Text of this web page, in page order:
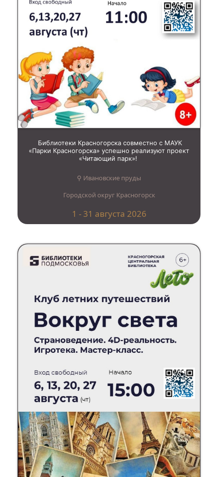
Библиотеки Красногорска совместно с МАУК
«Парки Красногорска» успешно реализуют проект
«Читающий парк»!
⚲ Ивановские пруды
Городской округ Красногорск
1 - 31 августа 2026